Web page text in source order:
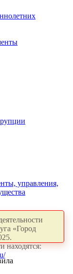
управления,
«Город
находятся: